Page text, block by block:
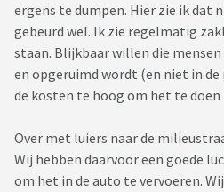
ergens te dumpen. Hier zie ik dat
gebeurd wel. Ik zie regelmatig
staan. Blijkbaar willen die
en opgeruimd wordt (en niet in
de kosten te hoog om het te
Over met luiers naar de
Wij hebben daarvoor een goede
om het in de auto te vervoeren.